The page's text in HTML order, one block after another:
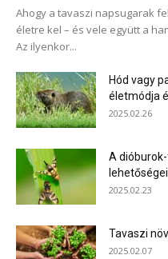
Ahogy a tavaszi napsugarak
életre kel – és vele együtt a
Az ilyenkor...
Hód vagy
életmódja
2025.02.26
A
lehetőségei
2025.02.23
Tavaszi
2025.02.07